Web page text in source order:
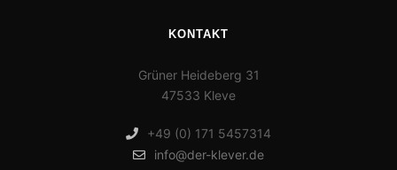
KONTAKT
Grüner Heideberg 31
47533 Kleve
+49 (0) 171 5457314
info@der-klever.de